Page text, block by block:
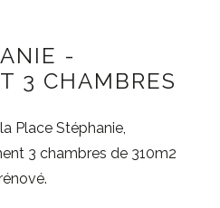
-
3 CHAMBRES
Place Stéphanie,
3 chambres de 310m2